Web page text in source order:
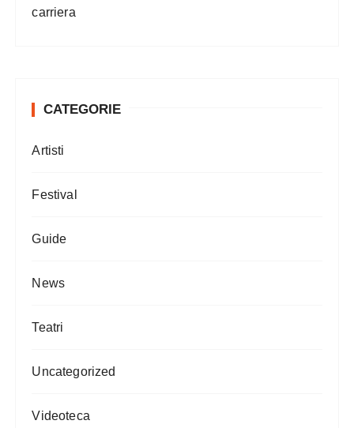
carriera
CATEGORIE
Artisti
Festival
Guide
News
Teatri
Uncategorized
Videoteca